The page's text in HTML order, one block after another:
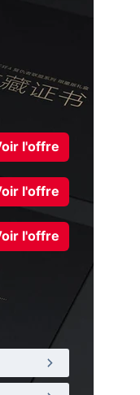
l'offre
l'offre
l'offre